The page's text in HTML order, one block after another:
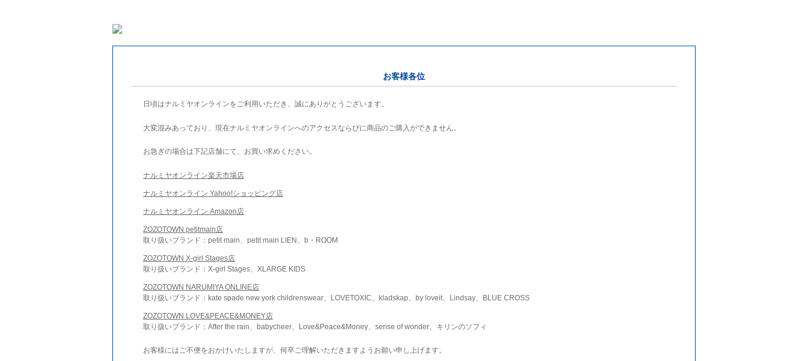
お客様各位
日頃はナルミヤオンラインをご利用いただき、誠にありがとうございます。
大変混みあっており、現在ナルミヤオンラインへのアクセスならびに商品のご購入ができません。
お急ぎの場合は下記店舗にて、お買い求めください。
ナルミヤオンライン楽天市場店
ナルミヤオンライン Yahoo!ショッピング店
ナルミヤオンライン Amazon店
ZOZOTOWN petitmain店
取り扱いブランド：petit main、petit main LIEN、b・ROOM
ZOZOTOWN X-girl Stages店
取り扱いブランド：X-girl Stages、XLARGE KIDS
ZOZOTOWN NARUMIYA ONLINE店
取り扱いブランド：kate spade new york childrenswear、LOVETOXIC、kladskap、by loveit、Lindsay、BLUE CROSS
ZOZOTOWN LOVE&PEACE&MONEY店
取り扱いブランド：After the rain、babycheer、Love&Peace&Money、sense of wonder、キリンのソフィ
お客様にはご不便をおかけいたしますが、何卒ご理解いただきますようお願い申し上げます。